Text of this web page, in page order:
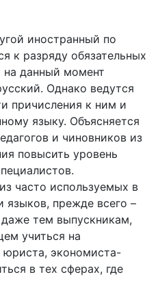
иностранный по
к разряду обязательных
на данный момент
Однако ведутся
причисления к ним и
языку. Объясняется
и чиновников из
повысить уровень
часто используемых в
прежде всего –
даже тем выпускникам,
учиться на
юриста, экономиста-
в тех сферах, где